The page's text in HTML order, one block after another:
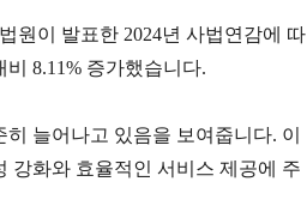
원이 발표한 2024년 사법연감에 따
8.11% 증가했습니다.
늘어나고 있음을 보여줍니다. 이
강화와 효율적인 서비스 제공에 주